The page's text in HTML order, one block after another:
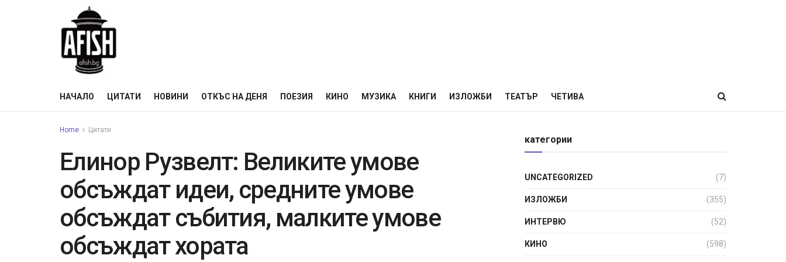
НАЧАЛО ЦИТАТИ НОВИНИ ОТКЪС НА ДЕНЯ ПОЕЗИЯ КИНО МУЗИКА КНИГИ ИЗЛОЖБИ ТЕАТЪР ЧЕТИВА
Home Цитати
Елинор Рузвелт: Великите умове
обсъждат идеи, средните умове
обсъждат събития, малките умове
обсъждат хората
категории
UNCATEGORIZED (7)
ИЗЛОЖБИ (355)
ИНТЕРВЮ (52)
КИНО (598)